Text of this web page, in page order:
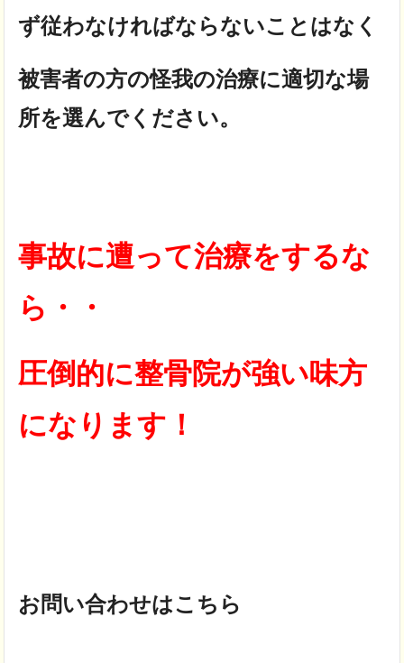
ず従わなければならないことはなく
被害者の方の怪我の治療に適切な場
所を選んでください。
事故に遭って治療をするな
ら・・
圧倒的に整骨院が強い味方
になります！
お問い合わせはこちら